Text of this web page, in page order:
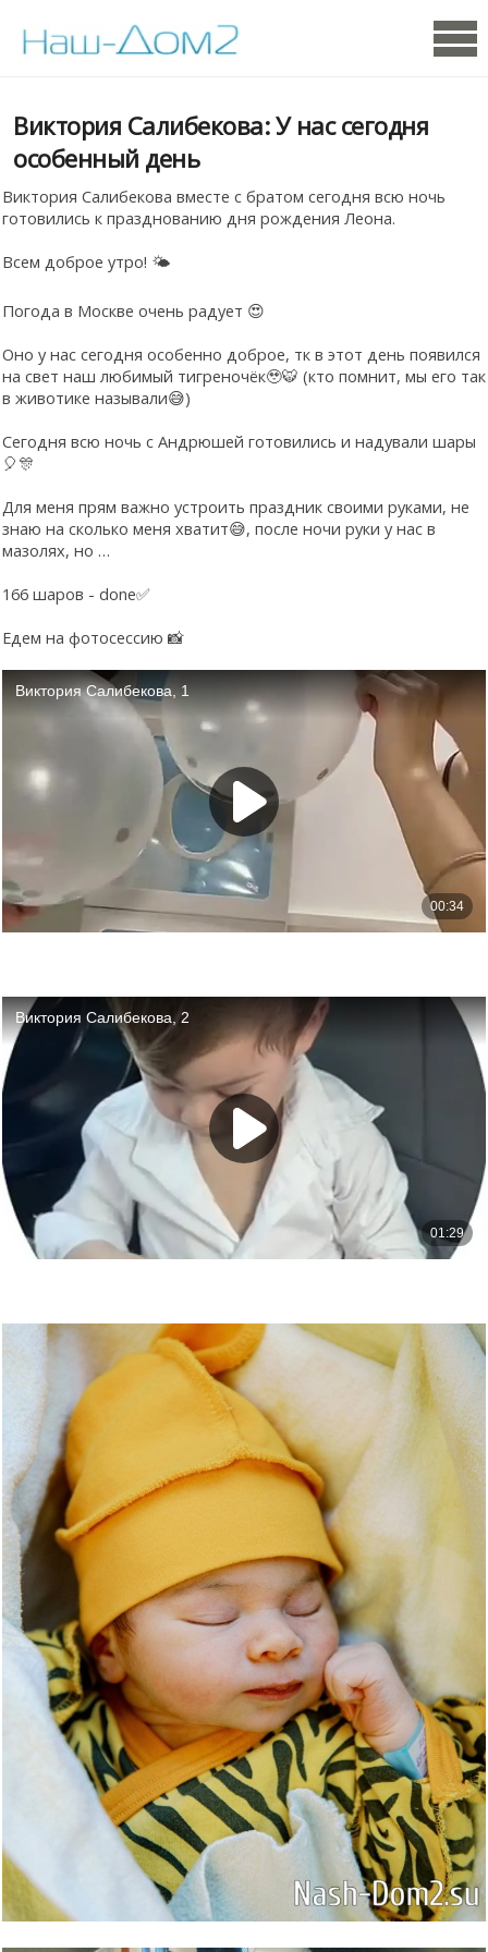
Виктория Салибекова: У нас сегодня
особенный день
Виктория Салибекова вместе с братом сегодня всю ночь
готовились к празднованию дня рождения Леона.
Всем доброе утро! 🌤️
Погода в Москве очень радует 😍
Оно у нас сегодня особенно доброе, тк в этот день появился
на свет наш любимый тигреночёк🥹🐯 (кто помнит, мы его так
в животике называли😅)
Сегодня всю ночь с Андрюшей готовились и надували шары
🎈🎊
Для меня прям важно устроить праздник своими руками, не
знаю на сколько меня хватит😅, после ночи руки у нас в
мазолях, но …
166 шаров - done✅
Едем на фотосессию 📸